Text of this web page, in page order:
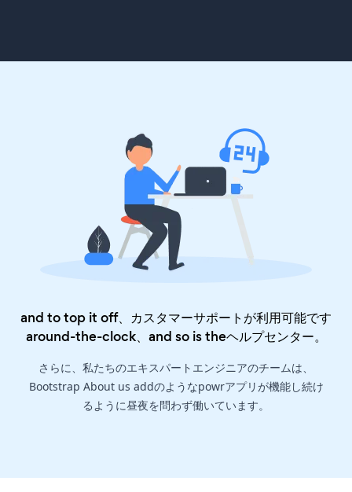
and to top it off、カスタマーサポートが利用可能です
around-the-clock、and so is theヘルプセンター。
さらに、私たちのエキスパートエンジニアのチームは、
Bootstrap About us addのようなpowrアプリが機能し続け
るように昼夜を問わず働いています。